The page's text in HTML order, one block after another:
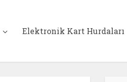
Elektronik Kart Hurdaları